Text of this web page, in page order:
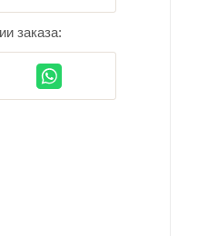
заказа: